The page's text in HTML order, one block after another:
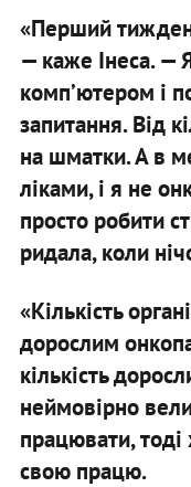
«Перший
— каже Інеса. —
компʼютером і
запитання. Від
на шматки. А в
ліками, і я не
просто робити
ридала, коли
«Кількість
дорослим
кількість
неймовірно
працювати,
свою працю.